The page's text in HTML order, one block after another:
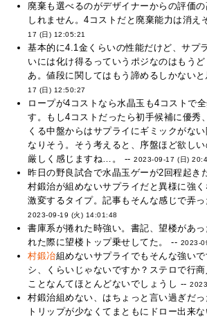
廃棄も選べるのがデザイナーからの評価
しれません。4コストだと廃棄能力は消
17 (日) 12:05:21
基本的に4.1金くらいの性能だけど、サプ
いには化け得るっていうポジなのはもう
あ。値段に関してはもう諦めるしかない
17 (日) 12:50:27
ロープが4コストなら水晶玉も4コストで
す。もし4コストだったら初手候補に優秀
くる中盤からはサプライにギミックがな
なりそう。そう考えると、序盤ほど欲し
厳しく感じますね…。 --2023-09-17 (日)
昨日の野良試合で水晶玉ゲーが2回程起き
村鍛治が組めないサプライだと異様に強
激変するタイプ。記事もそんな感じで弄
2023-09-19 (火) 14:01:48
書庫系が捲れた時強い。書記、望楼があ
れた際に望楼トップ乗せしてた。 -- 2023-
村鍛冶組めないサプライでもそんな強い
シ、くらいじゃないですか？ステロで行
ことなんてほとんどないでしょうし --
村鍛治組めない、はちょっと言い過ぎだ
トリップが少なくてまともにドロー出来